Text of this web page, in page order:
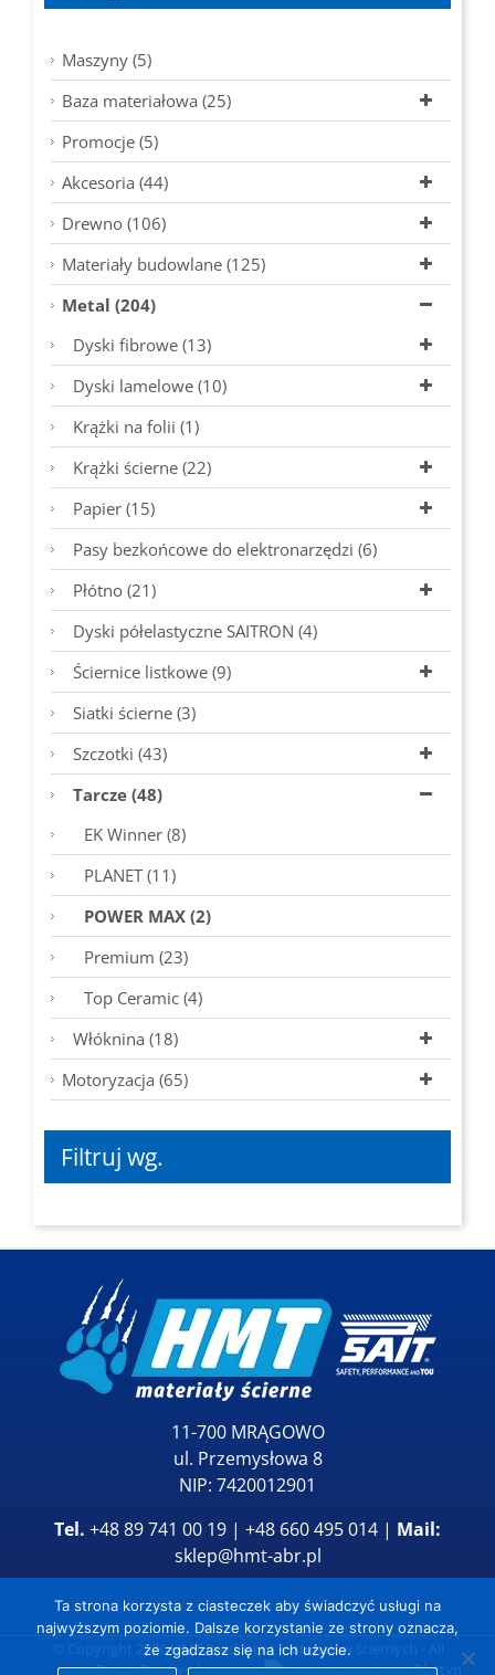
Maszyny (5)
Baza materiałowa (25)
Promocje (5)
Akcesoria (44)
Drewno (106)
Materiały budowlane (125)
Metal (204)
Dyski fibrowe (13)
Dyski lamelowe (10)
Krążki na folii (1)
Krążki ścierne (22)
Papier (15)
Pasy bezkońcowe do elektronarzędzi (6)
Płótno (21)
Dyski półelastyczne SAITRON (4)
Ściernice listkowe (9)
Siatki ścierne (3)
Szczotki (43)
Tarcze (48)
EK Winner (8)
PLANET (11)
POWER MAX (2)
Premium (23)
Top Ceramic (4)
Włóknina (18)
Motoryzacja (65)
Filtruj wg.
11-700 MRĄGOWO
ul. Przemysłowa 8
NIP: 7420012901
Tel. +48 89 741 00 19 | +48 660 495 014 | Mail:
sklep@hmt-abr.pl
2026HMT Producent materiałów ściernych
Rights Reserved
Ta strona korzysta z ciasteczek aby świadczyć usługi na
najwyższym poziomie. Dalsze korzystanie ze strony oznacza,
że zgadzasz się na ich użycie.